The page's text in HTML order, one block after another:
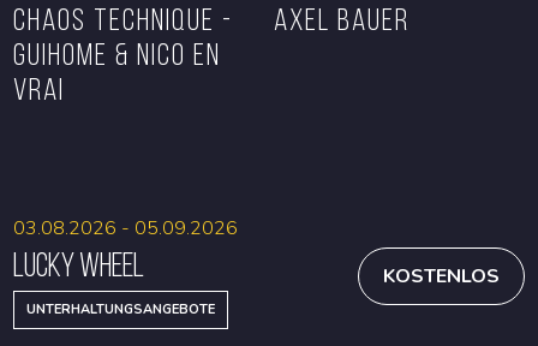
CHAOS TECHNIQUE -
GUIHOME & NICO EN
VRAI
Axel Bauer
Lucky Wheel
UNTERHALTUNGSANGEBOTE
03.08.2026 - 05.09.2026
KOSTENLOS